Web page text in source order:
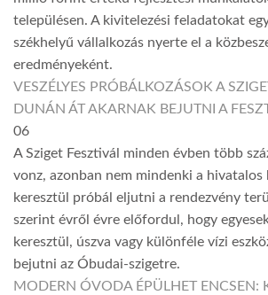
településen. A kivitelezési feladatokat
székhelyű vállalkozás nyerte el a
eredményeként.
VESZÉLYES PRÓBÁLKOZÁSOK A
DUNÁN ÁT AKARNAK BEJUTNI A
06
A Sziget Fesztivál minden évben több
vonz, azonban nem mindenki a hivatalos
keresztül próbál eljutni a rendezvény
szerint évről évre előfordul, hogy
keresztül, úszva vagy különféle vízi
bejutni az Óbudai-szigetre.
MODERN ÓVODA ÉPÜLHET ENCSEN: